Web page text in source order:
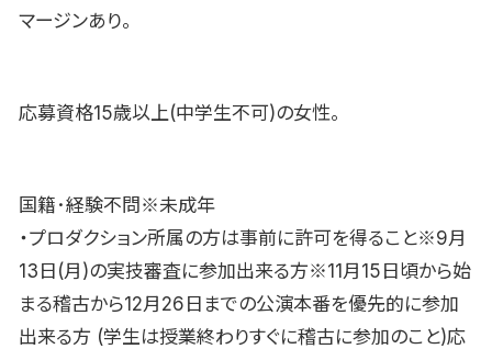
マージンあり。
応募資格15歳以上(中学生不可)の女性。
国籍･経験不問※未成年
・プロダクション所属の方は事前に許可を得ること※9月
13日(月)の実技審査に参加出来る方※11月15日頃から始
まる稽古から12月26日までの公演本番を優先的に参加
出来る方 (学生は授業終わりすぐに稽古に参加のこと)応